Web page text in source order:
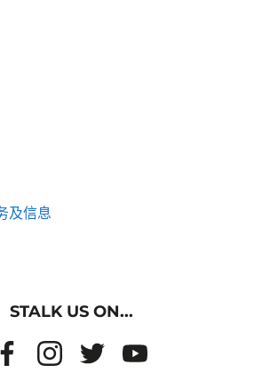
及信息
STALK US ON...